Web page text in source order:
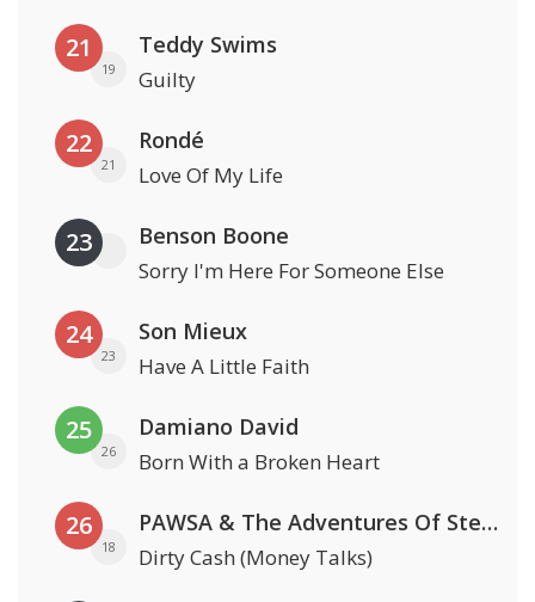
21
19
Teddy Swims
Guilty
22
21
Rondé
Love Of My Life
23 Benson Boone
Sorry I'm Here For Someone Else
24
23
Son Mieux
Have A Little Faith
25
26
Damiano David
Born With a Broken Heart
26
18
PAWSA & The Adventures Of Stevie V
Dirty Cash (Money Talks)